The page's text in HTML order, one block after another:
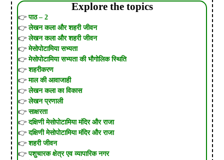
Explore the topics
पाठ – 2
लेखन कला और शहरी जीवन
लेखन कला और शहरी जीवन
मेसोपोटामिया सभ्यता
मेसोपोटामिया सभ्यता की भौगोलिक स्थिति
शहरीकरण
माल की आवाजाही
लेखन कला का विकास
लेखन प्रणाली
साक्षरता
दक्षिणी मेसोपोटामिया मंदिर और राजा
दक्षिणी मेसोपोटामिया मंदिर और राजा
शहरी जीवन
पशुचारक क्षेत्र एव व्यापारिक नगर